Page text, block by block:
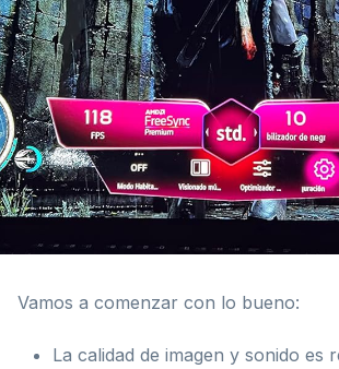
Vamos a comenzar con lo bueno:
La calidad de imagen y sonido es